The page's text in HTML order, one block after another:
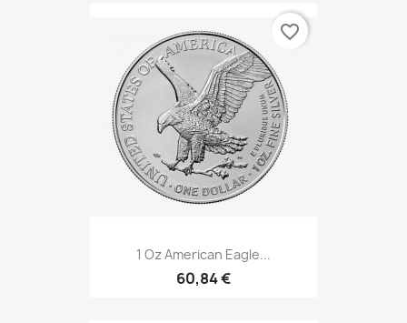
1 Oz American Eagle...
60,84 €
favorite_border